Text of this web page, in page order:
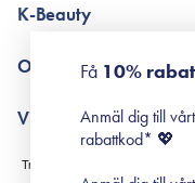
Poängshop - frågor
K-Beauty
Retinol för nybörjare
Om Surisuri
Black Friday
Villkor
Leverans & Retur
Få 10%
Anmäl dig till
rabattkod* 💖